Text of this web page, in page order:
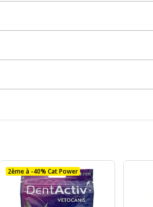
2ème à -40% Cat Power